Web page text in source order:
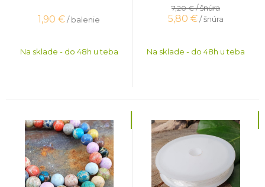
1,90 €/ balenie
Na sklade - do 48h u teba
7,20 €/ šnúra
5,80 €/ šnúra
Na sklade - do 48h u teba